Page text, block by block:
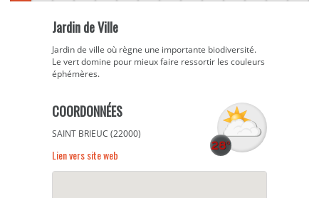
Jardin de Ville
Jardin de ville où règne une importante biodiversité.
Le vert domine pour mieux faire ressortir les couleurs
éphémères.
COORDONNÉES
SAINT BRIEUC (22000)
Lien vers site web